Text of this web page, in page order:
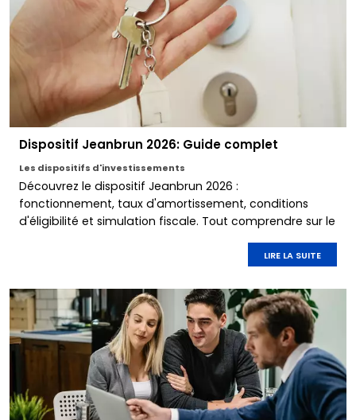
Dispositif Jeanbrun 2026: Guide complet
Les dispositifs d'investissements
Découvrez le dispositif Jeanbrun 2026 :
fonctionnement, taux d'amortissement, conditions
d'éligibilité et simulation fiscale. Tout comprendre sur le
nouveau statut du bailleur privé pour réussir votre
LIRE LA SUITE